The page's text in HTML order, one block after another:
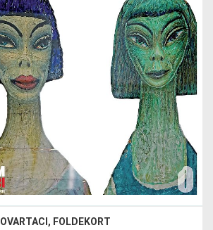
OVARTACI, FOLDEKORT